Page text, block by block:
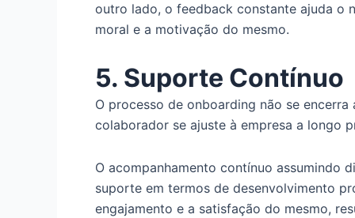
outro lado, o feedback constante ajuda o
moral e a motivação do mesmo.
5. Suporte Contínuo
O processo de onboarding não se
colaborador se ajuste à empresa a longo
O acompanhamento contínuo assumindo
suporte em termos de desenvolvimento
engajamento e a satisfação do mesmo,